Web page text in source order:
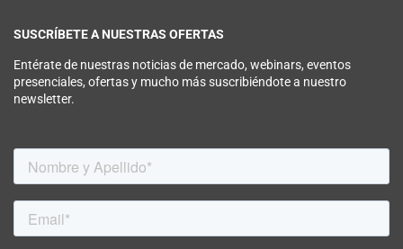
SUSCRÍBETE A NUESTRAS OFERTAS
Entérate de nuestras noticias de mercado, webinars, eventos
presenciales, ofertas y mucho más suscribiéndote a nuestro
newsletter.